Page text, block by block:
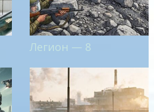
Легион — 8